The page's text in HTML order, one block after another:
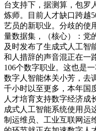
台支持下，据测算，包罗
炼师。目前人才缺口跨越
艺员的新职业。分歧的使
量数据集，（核心）：党
及时发布了生成式人工智
和人措辞的声音混正在一
106个数字职业。这也是
数字人智能体关小芳，去
千小时以至更多，本年国
人才培育支持数字经济成
成式人工智能系统使用员
制运维员、工业互联网运